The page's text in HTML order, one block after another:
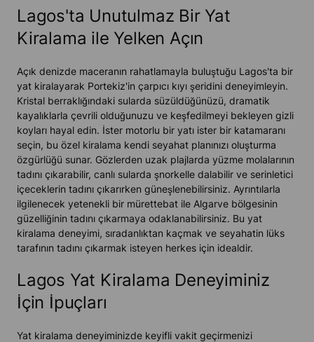
Lagos'ta Unutulmaz Bir Yat
Kiralama ile Yelken Açın
Açık denizde maceranın rahatlamayla buluştuğu Lagos'ta bir
yat kiralayarak Portekiz'in çarpıcı kıyı şeridini deneyimleyin.
Kristal berraklığındaki sularda süzüldüğünüzü, dramatik
kayalıklarla çevrili olduğunuzu ve keşfedilmeyi bekleyen gizli
koyları hayal edin. İster motorlu bir yatı ister bir katamaranı
seçin, bu özel kiralama kendi seyahat planınızı oluşturma
özgürlüğü sunar. Gözlerden uzak plajlarda yüzme molalarının
tadını çıkarabilir, canlı sularda şnorkelle dalabilir ve serinletici
içeceklerin tadını çıkarırken güneşlenebilirsiniz. Ayrıntılarla
ilgilenecek yetenekli bir mürettebat ile Algarve bölgesinin
güzelliğinin tadını çıkarmaya odaklanabilirsiniz. Bu yat
kiralama deneyimi, sıradanlıktan kaçmak ve seyahatin lüks
tarafının tadını çıkarmak isteyen herkes için idealdir.
Lagos Yat Kiralama Deneyiminiz
İçin İpuçları
Yat kiralama deneyiminizde keyifli vakit geçirmenizi